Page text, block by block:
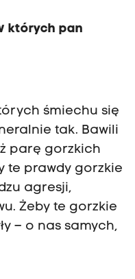
których pan
śmiechu się
tak. Bawili
parę gorzkich
te prawdy gorzkie
agresji,
Żeby te gorzkie
– o nas samych,